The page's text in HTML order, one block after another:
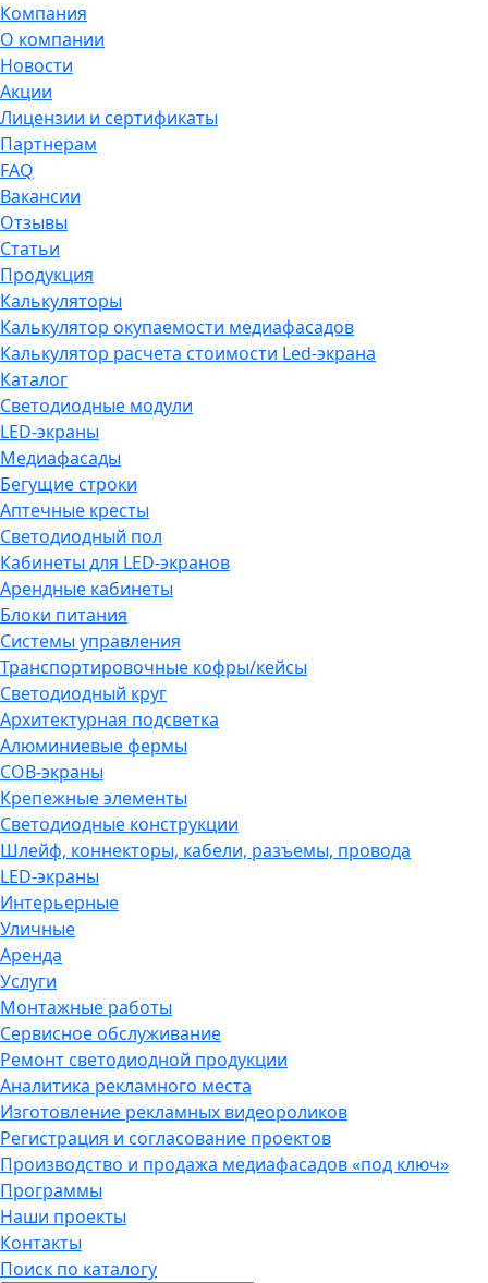
Компания
О компании
Новости
Акции
Лицензии и сертификаты
Партнерам
FAQ
Вакансии
Отзывы
Статьи
Продукция
Калькуляторы
Калькулятор окупаемости медиафасадов
Калькулятор расчета стоимости Led-экрана
Каталог
Светодиодные модули
LED-экраны
Медиафасады
Бегущие строки
Аптечные кресты
Светодиодный пол
Кабинеты для LED-экранов
Арендные кабинеты
Блоки питания
Системы управления
Транспортировочные кофры/кейсы
Светодиодный круг
Архитектурная подсветка
Алюминиевые фермы
COB-экраны
Крепежные элементы
Светодиодные конструкции
Шлейф, коннекторы, кабели, разъемы, провода
LED-экраны
Интерьерные
Уличные
Аренда
Услуги
Монтажные работы
Сервисное обслуживание
Ремонт светодиодной продукции
Аналитика рекламного места
Изготовление рекламных видеороликов
Регистрация и согласование проектов
Производство и продажа медиафасадов «под ключ»
Программы
Наши проекты
Контакты
Поиск по каталогу